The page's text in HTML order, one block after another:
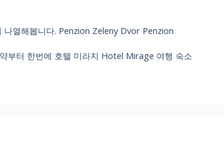
나열해봅니다. Penzion Zeleny Dvor Penzion
부터 한번에 호텔 미라지 Hotel Mirage 여행 숙소